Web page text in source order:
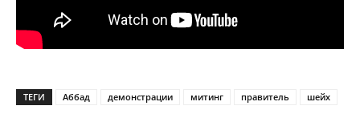
ТЕГИ Аббад демонстрации митинг правитель шейх